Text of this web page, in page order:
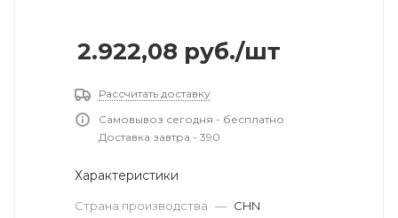
2.922,08 руб./шт
Рассчитать доставку
Самовывоз сегодня - бесплатно
Доставка завтра - 390
Характеристики
Страна производства — CHN